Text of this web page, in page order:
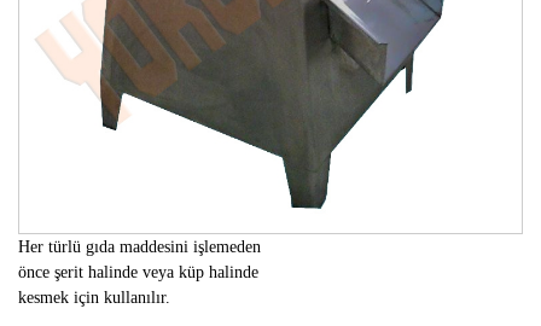
Her türlü gıda maddesini işlemeden
önce şerit halinde veya küp halinde
kesmek için kullanılır.